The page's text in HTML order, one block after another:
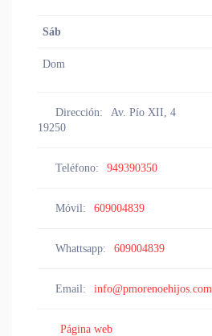
Sáb
Dom
Dirección:
Av. Pío XII, 4
19250
Teléfono: 949390350
Móvil: 609004839
Whattsapp: 609004839
Email: info@pmorenoehijos.com
Página web